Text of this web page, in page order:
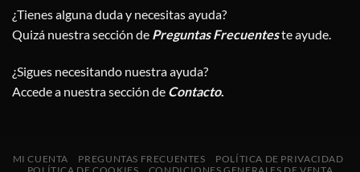
¿Tienes alguna duda y necesitas ayuda?
Quizá nuestra sección de Preguntas Frecuenteste ayude.
¿Sigues necesitando nuestra ayuda?
Accede a nuestra sección de Contacto.
MI CUENTA PREGUNTAS FRECUENTES
POLÍTICA DE PRIVACIDAD